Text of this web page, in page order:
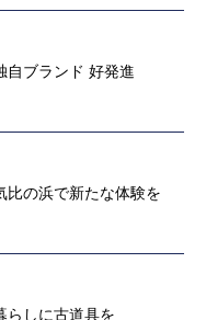
自ブランド 好発進
比の浜で新たな体験を
らしに古道具を